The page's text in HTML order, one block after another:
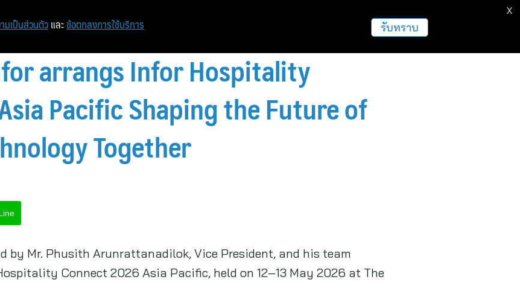
หน้าแรก ท่องเที่ยว ฝากข่าวประชาสัมพันธ์
arrangs Infor Hospitality
Pacific Shaping the Future of
Together
by Mr. Phusith Arunrattanadilok, Vice President, and his team
Connect 2026 Asia Pacific, held on 12–13 May 2026 at The
มเป็นส่วนตัว และ ข้อตกลงการใช้บริการ รับทราบ
X